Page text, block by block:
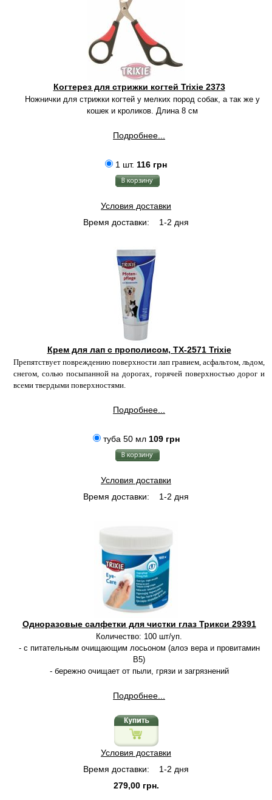
Когтерез для стрижки когтей Trixie 2373
Ножнички для стрижки когтей у мелких пород собак, а так же у
кошек и кроликов. Длина 8 см
Подробнее...
1 шт. 116 грн
Условия доставки
Время доставки:
1-2 дня
Крем для лап с прополисом, TX-2571 Trixie
Препятствует повреждению поверхности лап гравием, асфальтом, льдом,
снегом, солью посыпанной на дорогах, горячей поверхностью дорог и
всеми твердыми поверхностями.
Подробнее...
туба 50 мл 109 грн
Условия доставки
Время доставки:
1-2 дня
Одноразовые салфетки для чистки глаз Трикси 29391
Количество: 100 шт/уп.
- с питательным очищающим лосьоном (алоэ вера и провитамин
B5)
- бережно очищает от пыли, грязи и загрязнений
Подробнее...
Условия доставки
Время доставки:
1-2 дня
279,00 грн.